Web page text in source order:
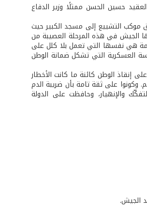
حسين الحسن ممثلًا وزير الدفاع
موكب التشييع إلى مسجد الكبير حيث
الجيش في هذه المرحلة العصيبة من
هي نفسها التي تعمل بلا كلل على
العسكرية التي تشكل ضمانة الوطن
إنقاذ الوطن كائنة ما كانت الأخطار
على ثقة تامة بأن ضريبة الدم
والإنهيار، وحافظت على الدولة
الجيش.